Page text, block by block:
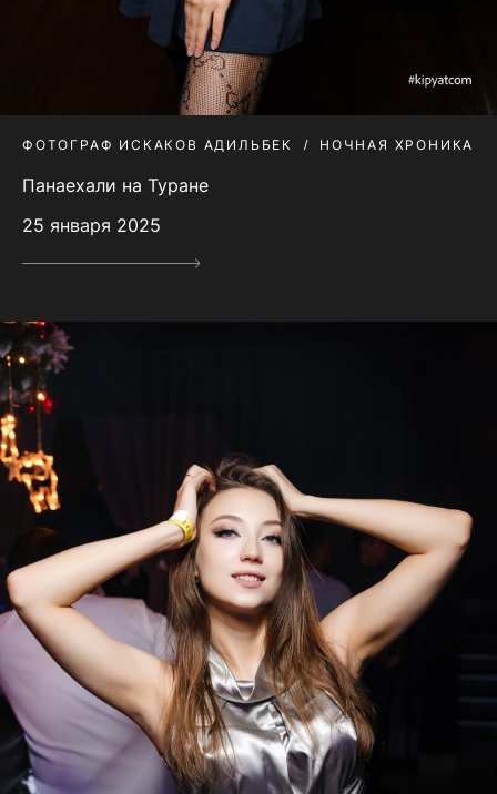
ФОТОГРАФ ИСКАКОВ АДИЛЬБЕК НОЧНАЯ ХРОНИКА
Панаехали на Туране
25 января 2025